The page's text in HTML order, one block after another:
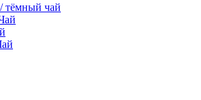
тёмный чай